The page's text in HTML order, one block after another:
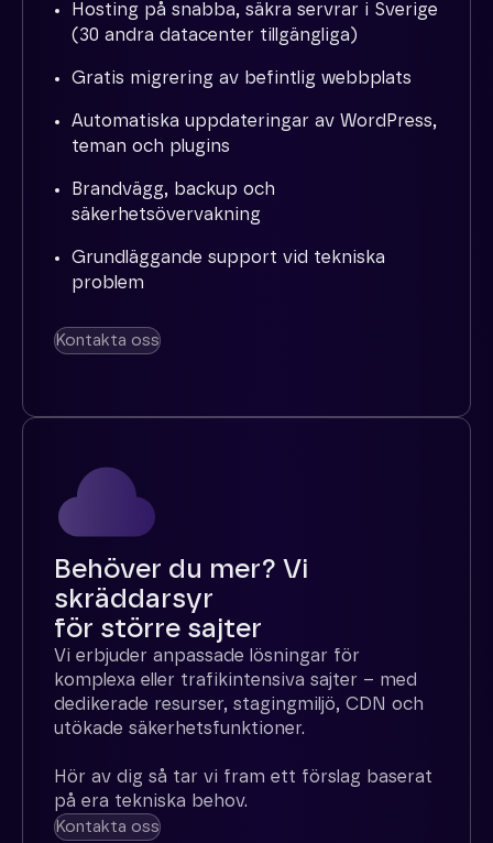
Hosting på snabba, säkra servrar i Sverige
(30 andra datacenter tillgängliga)
Gratis migrering av befintlig webbplats
Automatiska uppdateringar av WordPress,
teman och plugins
Brandvägg, backup och
säkerhetsövervakning
Grundläggande support vid tekniska
problem
Kontakta oss
Behöver du mer? Vi
skräddarsyr
för större sajter
Vi erbjuder anpassade lösningar för
komplexa eller trafikintensiva sajter – med
dedikerade resurser, stagingmiljö, CDN och
utökade säkerhetsfunktioner.
Hör av dig så tar vi fram ett förslag baserat
på era tekniska behov.
Kontakta oss